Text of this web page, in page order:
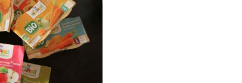
tout-
petits